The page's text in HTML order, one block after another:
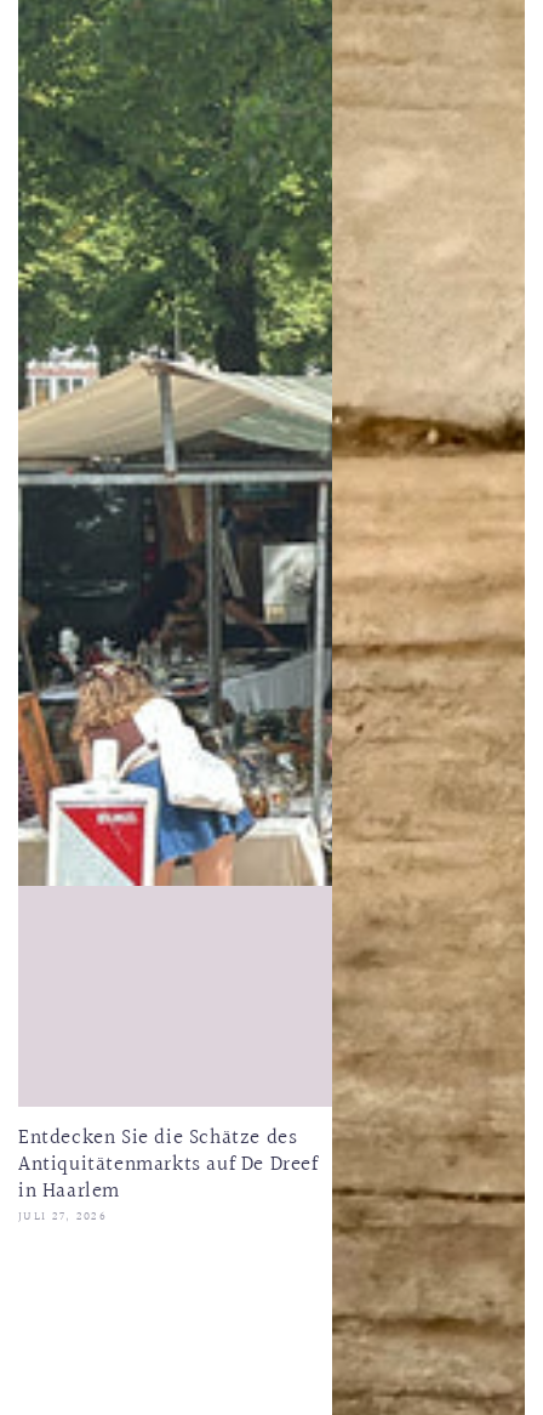
Entdecken Sie die Schätze des
Antiquitätenmarkts auf De Dreef
in Haarlem
JULI 27, 2026